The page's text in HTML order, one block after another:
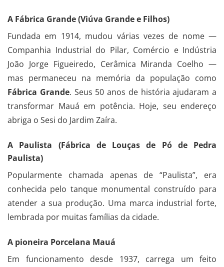
A Fábrica Grande (Viúva Grande e Filhos)
Fundada em 1914, mudou várias vezes de nome —
Companhia Industrial do Pilar, Comércio e Indústria
João Jorge Figueiredo, Cerâmica Miranda Coelho —
mas permaneceu na memória da população como
Fábrica Grande. Seus 50 anos de história ajudaram a
transformar Mauá em potência. Hoje, seu endereço
abriga o Sesi do Jardim Zaíra.
A Paulista (Fábrica de Louças de Pó de Pedra
Paulista)
Popularmente chamada apenas de “Paulista”, era
conhecida pelo tanque monumental construído para
atender a sua produção. Uma marca industrial forte,
lembrada por muitas famílias da cidade.
A pioneira Porcelana Mauá
Em funcionamento desde 1937, carrega um feito